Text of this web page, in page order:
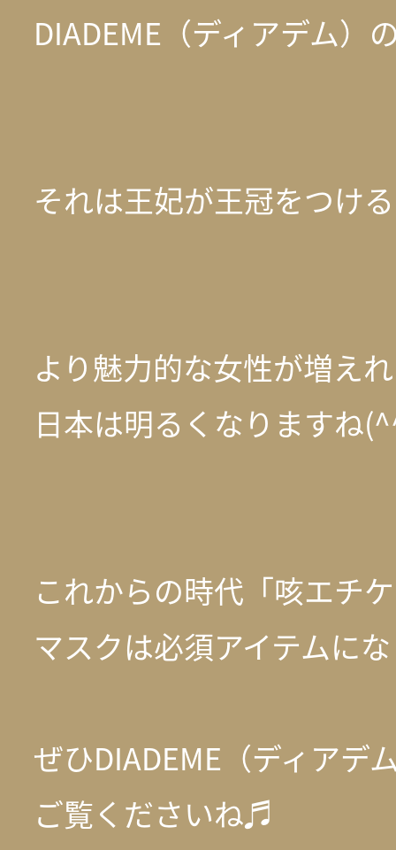
DIADEME（ディアデム）
それは王妃が王冠をつけ
より魅力的な女性が増え
日本は明るくなりますね
これからの時代「咳エチ
マスクは必須アイテムに
ぜひDIADEME（ディアデ
ご覧くださいね♬